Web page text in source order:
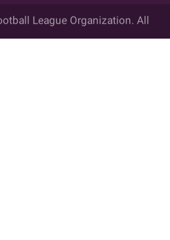
League Organization. All